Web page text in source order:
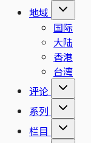
地域
国际
大陆
香港
台湾
评论
系列
栏目